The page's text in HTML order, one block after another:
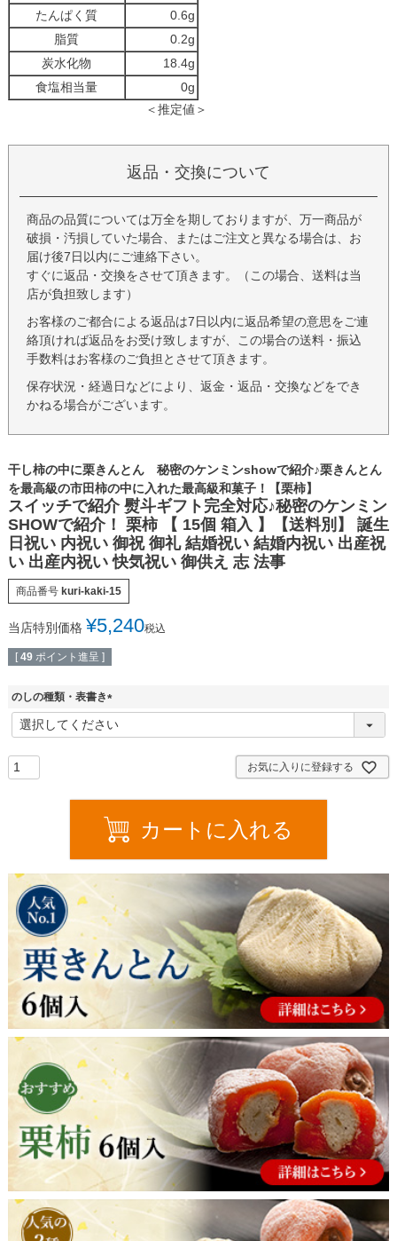
たんぱく質
0.6g
脂質
0.2g
炭水化物
18.4g
食塩相当量
0g
＜推定値＞
返品・交換について
商品の品質については万全を期しておりますが、万一商品が
破損・汚損していた場合、またはご注文と異なる場合は、お
届け後7日以内にご連絡下さい。
すぐに返品・交換をさせて頂きます。（この場合、送料は当
店が負担致します）
お客様のご都合による返品は7日以内に返品希望の意思をご連
絡頂ければ返品をお受け致しますが、この場合の送料・振込
手数料はお客様のご負担とさせて頂きます。
保存状況・経過日などにより、返金・返品・交換などをでき
かねる場合がございます。
干し柿の中に栗きんとん 秘密のケンミンshowで紹介♪栗きんとん
を最高級の市田柿の中に入れた最高級和菓子！【栗柿】
スイッチで紹介 熨斗ギフト完全対応♪秘密のケンミン
SHOWで紹介！ 栗柿 【 15個 箱入 】【送料別】 誕生
日祝い 内祝い 御祝 御礼 結婚祝い 結婚内祝い 出産祝
い 出産内祝い 快気祝い 御供え 志 法事
商品番号 kuri-kaki-15
当店特別価格 ¥5,240税込
[ 49 ポイント進呈 ]
のしの種類・表書き
(
必
お気に入りに登録する
カートに入れる